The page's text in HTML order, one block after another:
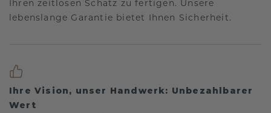
Ihren zeitlosen Schatz zu fertigen. Unsere
lebenslange Garantie bietet Ihnen Sicherheit.
Ihre Vision, unser Handwerk: Unbezahlbarer
Wert